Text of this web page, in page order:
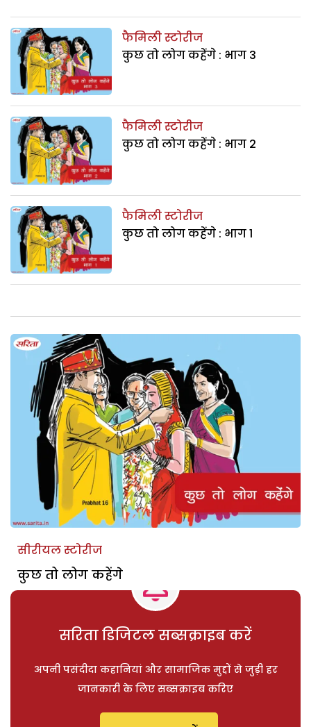
फैमिली स्टोरीज
कुछ तो लोग कहेंगे : भाग 3
फैमिली स्टोरीज
कुछ तो लोग कहेंगे : भाग 2
फैमिली स्टोरीज
कुछ तो लोग कहेंगे : भाग 1
सीरीयल स्टोरीज
कुछ तो लोग कहेंगे
सरिता डिजिटल सब्सक्राइब करें
अपनी पसंदीदा कहानियां और सामाजिक मुद्दों से जुड़ी हर
जानकारी के लिए सब्सक्राइब करिए